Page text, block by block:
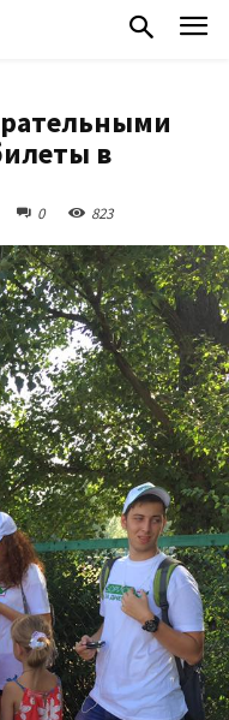
в
0 823